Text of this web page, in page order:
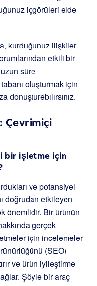
içgörüleri elde
kurduğunuz ilişkiler
etkili bir
süre
oluşturmak için
dönüştürebilirsiniz.
Çevrimiçi
bir işletme için
ve potansiyel
doğrudan etkileyen
önemlidir. Bir ürünün
gerçek
için incelemeler
(SEO)
ve ürün iyileştirme
Şöyle bir araç